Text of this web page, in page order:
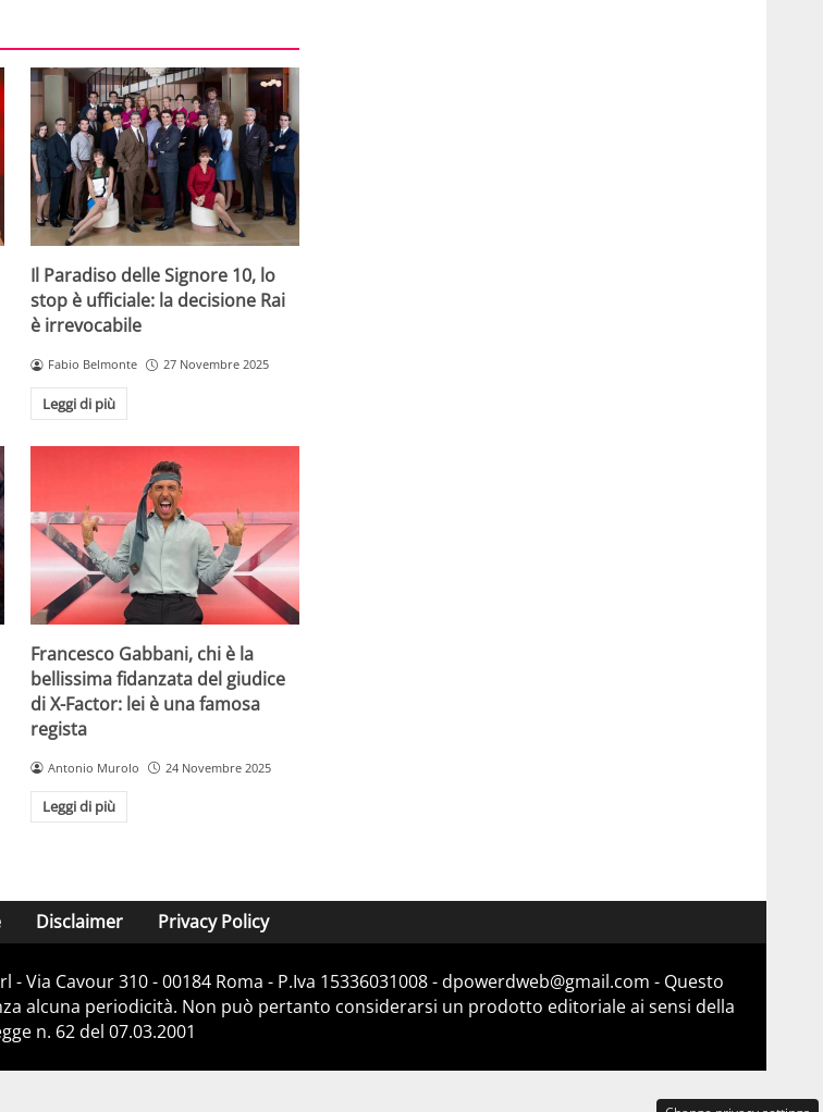
Il Paradiso delle Signore 10, lo
stop è ufficiale: la decisione Rai
è irrevocabile
Fabio Belmonte 27 Novembre 2025
Leggi di più
Francesco Gabbani, chi è la
bellissima fidanzata del giudice
di X-Factor: lei è una famosa
regista
Antonio Murolo 24 Novembre 2025
Leggi di più
Disclaimer Privacy Policy
Cavour 310 - 00184 Roma - P.Iva 15336031008 - dpowerdweb@gmail.com - Questo
alcuna periodicità. Non può pertanto considerarsi un prodotto editoriale ai sensi della
n. 62 del 07.03.2001